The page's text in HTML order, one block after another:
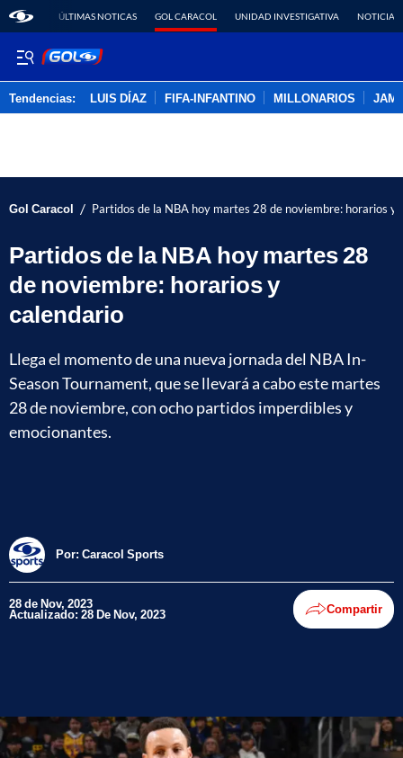
ÚLTIMAS NOTICAS GOL CARACOL UNIDAD INVESTIGATIVA NOTICIAS
Tendencias: LUIS DÍAZ FIFA-INFANTINO MILLONARIOS
Gol Caracol / Partidos de la NBA hoy martes 28 de noviembre: horarios y
Partidos de la NBA hoy martes 28
de noviembre: horarios y
calendario
Llega el momento de una nueva jornada del NBA In-
Season Tournament, que se llevará a cabo este martes
28 de noviembre, con ocho partidos imperdibles y
emocionantes.
Por: Caracol Sports
28 de Nov, 2023
Actualizado: 28 De Nov, 2023 Compartir